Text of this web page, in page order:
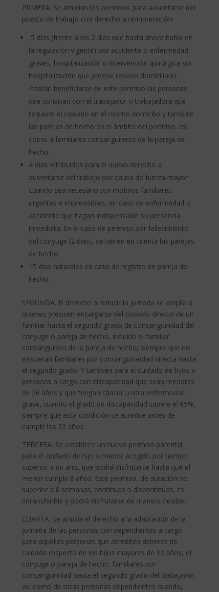
PRMERA. Se amplían los permisos para ausentarse del
puesto de trabajo con derecho a remuneración:
5 días (frente a los 2 días que hasta ahora había en
la regulación vigente) por accidente o enfermedad
graves, hospitalización o intervención quirúrgica sin
hospitalización que precise reposo domiciliario.
Podrán beneficiarse de este permiso las personas
que convivan con el trabajador o trabajadora que
requiere el cuidado en el mismo domicilio y también
las parejas de hecho en el ámbito del permiso, así
como a familiares consanguíneos de la pareja de
hecho.
4 días retribuidos para el nuevo derecho a
ausentarse del trabajo por causa de fuerza mayor
cuando sea necesario por motivos familiares
urgentes e imprevisibles, en caso de enfermedad o
accidente que hagan indispensable su presencia
inmediata. En el caso de permiso por fallecimiento
del cónyuge (2 días), se tienen en cuenta las parejas
de hecho.
15 días naturales en caso de registro de pareja de
hecho.
SEGUNDA. El derecho a reducir la jornada se amplía a
quienes precisen encargarse del cuidado directo de un
familiar hasta el segundo grado de consanguinidad del
cónyuge o pareja de hecho, incluido el familiar
consanguíneo de la pareja de hecho, siempre que no
existieran familiares por consanguineidad directa hasta
el segundo grado. Y también para el cuidado de hijos o
personas a cargo con discapacidad que sean menores
de 26 años y que tengan cáncer u otra enfermedad
grave, cuando el grado de discapacidad supere el 65%,
siempre que esta condición se acredite antes de
cumplir los 23 años.
TERCERA. Se establece un nuevo permiso parental
para el cuidado de hijo o menor acogido por tiempo
superior a un año, que podrá disfrutarse hasta que el
menor cumpla 8 años. Este permiso, de duración no
superior a 8 semanas, continuas o discontinuas, es
intransferible y podrá disfrutarse de manera flexible.
CUARTA. Se amplía el derecho a la adaptación de la
jornada de las personas con dependientes a cargo
para aquellas personas que acrediten deberes de
cuidado respecto de los hijos mayores de 12 años, el
cónyuge o pareja de hecho, familiares por
consanguinidad hasta el segundo grado del trabajador,
así como de otras personas dependientes cuando,